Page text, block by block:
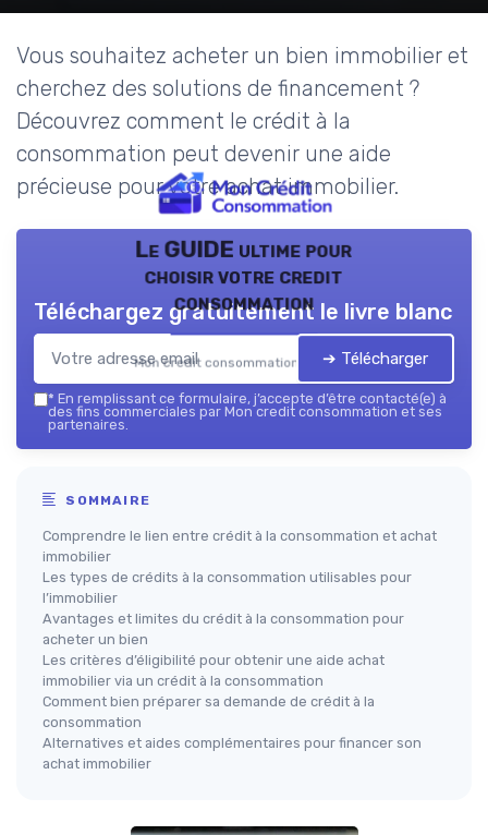
Vous souhaitez acheter un bien immobilier et
cherchez des solutions de financement ?
Découvrez comment le crédit à la
consommation peut devenir une aide
précieuse pour votre achat immobilier.
Le GUIDE ultime pour
choisir votre credit
consommation
Mon credit consommation — 2026
Téléchargez gratuitement le livre blanc
➔ Télécharger
* En remplissant ce formulaire, j’accepte d’être contacté(e) à
des fins commerciales par Mon credit consommation et ses
partenaires.
SOMMAIRE
Comprendre le lien entre crédit à la consommation et achat
immobilier
Les types de crédits à la consommation utilisables pour
l’immobilier
Avantages et limites du crédit à la consommation pour
acheter un bien
Les critères d’éligibilité pour obtenir une aide achat
immobilier via un crédit à la consommation
Comment bien préparer sa demande de crédit à la
consommation
Alternatives et aides complémentaires pour financer son
achat immobilier